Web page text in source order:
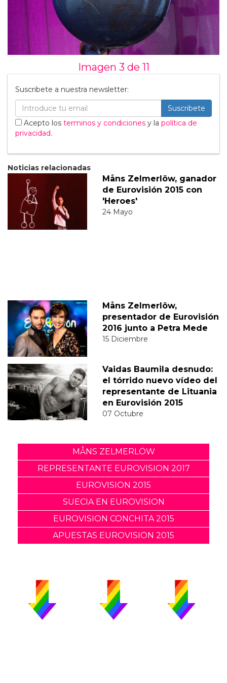
Imagen 3 de 11
Suscribete a nuestra newsletter:
Suscribete
Acepto los terminos y condiciones y la política de
privacidad.
Noticias relacionadas
Måns Zelmerlöw, ganador
de Eurovisión 2015 con
'Heroes'
24 Mayo
Måns Zelmerlöw,
presentador de Eurovisión
2016 junto a Petra Mede
15 Diciembre
Vaidas Baumila desnudo:
el tórrido nuevo vídeo del
representante de Lituania
en Eurovisión 2015
07 Octubre
MÅNS ZELMERLÖW
REPRESENTANTE EUROVISION 2017
EUROVISION 2015
SUECIA EN EUROVISION
EUROVISION CONCHITA 2015
APUESTAS EUROVISION 2015